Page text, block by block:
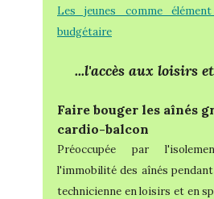
Les jeunes comme
budgétaire
...l'accès aux loisirs
Faire bouger les aînés
cardio-balcon
Préoccupée par
l'immobilité des aînés
technicienne en loisirs et en